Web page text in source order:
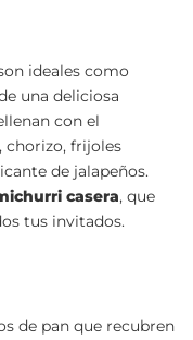
ideales como
una deliciosa
con el
chorizo, frijoles
de jalapeños.
casera, que
tus invitados.
de pan que recubren